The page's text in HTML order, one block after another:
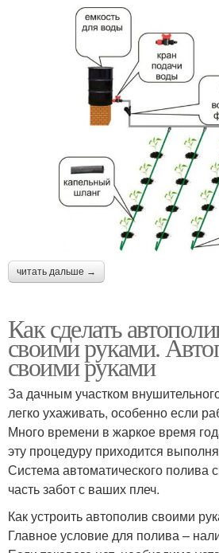
читать дальше →
Как сделать
своими руками.
своими руками
За дачным участком
легко ухаживать, особенно если
Много времени в жаркое время
эту процедуру приходится
Система автоматического полива
часть забот с ваших плеч.
Как устроить автополив своими
Главное условие для полива –